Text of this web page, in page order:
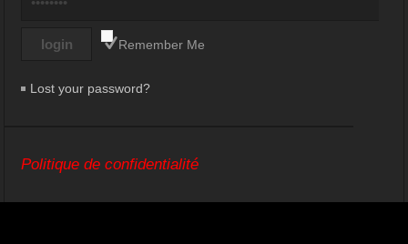
Remember Me
Lost your password?
Politique de confidentialité